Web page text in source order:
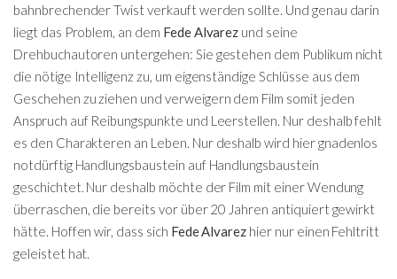
bahnbrechender Twist verkauft werden sollte. Und genau darin
liegt das Problem, an dem Fede Alvarez und seine
Drehbuchautoren untergehen: Sie gestehen dem Publikum nicht
die nötige Intelligenz zu, um eigenständige Schlüsse aus dem
Geschehen zu ziehen und verweigern dem Film somit jeden
Anspruch auf Reibungspunkte und Leerstellen. Nur deshalb fehlt
es den Charakteren an Leben. Nur deshalb wird hier gnadenlos
notdürftig Handlungsbaustein auf Handlungsbaustein
geschichtet. Nur deshalb möchte der Film mit einer Wendung
überraschen, die bereits vor über 20 Jahren antiquiert gewirkt
hätte. Hoffen wir, dass sich Fede Alvarez hier nur einen Fehltritt
geleistet hat.